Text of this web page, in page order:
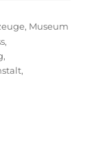
, Museum
,
,
,